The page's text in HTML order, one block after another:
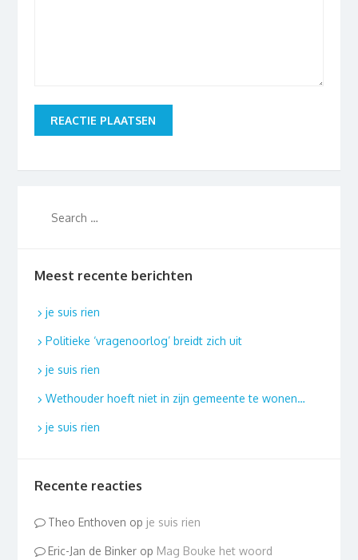
Meest recente berichten
je suis rien
Politieke ‘vragenoorlog’ breidt zich uit
je suis rien
Wethouder hoeft niet in zijn gemeente te wonen…
je suis rien
Recente reacties
Theo Enthoven op je suis rien
Eric-Jan de Binker op Mag Bouke het woord